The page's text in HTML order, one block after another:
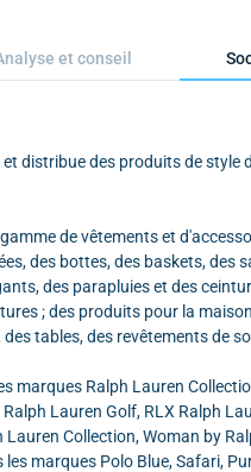
et conseil
distribue des produits de style
de vêtements et
des bottes, des baskets, des
des parapluies et des
; des produits pour la
tables, des revêtements de
marques Ralph Lauren
Lauren Golf, RLX Ralph
Collection, Woman by
marques Polo Blue, Safari,